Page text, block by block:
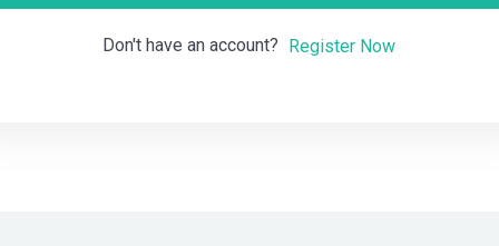
Don't have an account? Register Now